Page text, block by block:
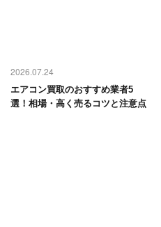
2026.07.24
エアコン買取のおすすめ業者5
選！相場・高く売るコツと注意点